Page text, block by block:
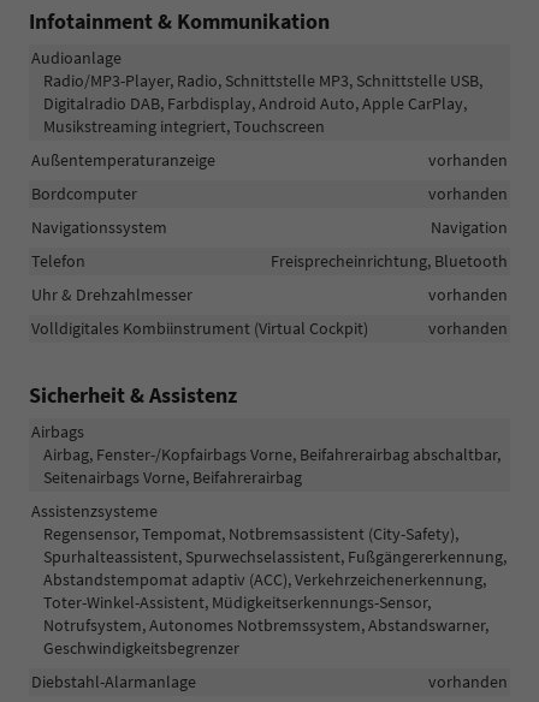
Infotainment & Kommunikation
Audioanlage
Radio/MP3-Player, Radio, Schnittstelle MP3, Schnittstelle USB,
Digitalradio DAB, Farbdisplay, Android Auto, Apple CarPlay,
Musikstreaming integriert, Touchscreen
Außentemperaturanzeige
vorhanden
Bordcomputer
vorhanden
Navigationssystem
Navigation
Telefon
Freisprecheinrichtung, Bluetooth
Uhr & Drehzahlmesser
vorhanden
Volldigitales Kombiinstrument (Virtual Cockpit)
vorhanden
Sicherheit & Assistenz
Airbags
Airbag, Fenster-/Kopfairbags Vorne, Beifahrerairbag abschaltbar,
Seitenairbags Vorne, Beifahrerairbag
Assistenzsysteme
Regensensor, Tempomat, Notbremsassistent (City-Safety),
Spurhalteassistent, Spurwechselassistent, Fußgängererkennung,
Abstandstempomat adaptiv (ACC), Verkehrzeichenerkennung,
Toter-Winkel-Assistent, Müdigkeitserkennungs-Sensor,
Notrufsystem, Autonomes Notbremssystem, Abstandswarner,
Geschwindigkeitsbegrenzer
Diebstahl-Alarmanlage
vorhanden